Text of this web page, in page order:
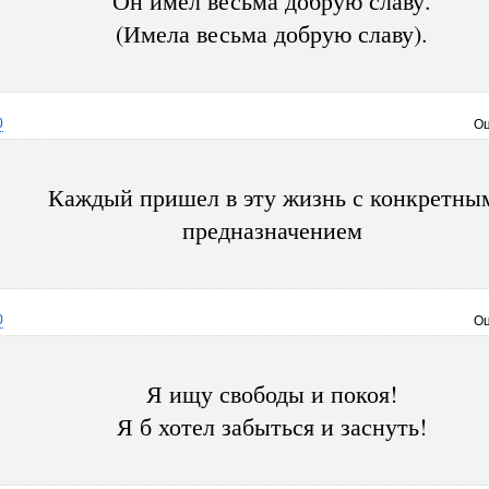
(Имела весьма добрую славу).
Каждый пришел в эту жизнь с
предназначением
Я ищу свободы и покоя!
Я б хотел забыться и заснуть!